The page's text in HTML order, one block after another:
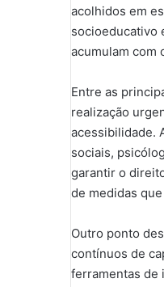
acolhidos em
socioeducativo
acumulam com
Entre as
realização
acessibilidade.
sociais,
garantir o
de medidas
Outro ponto
contínuos de
ferramentas de